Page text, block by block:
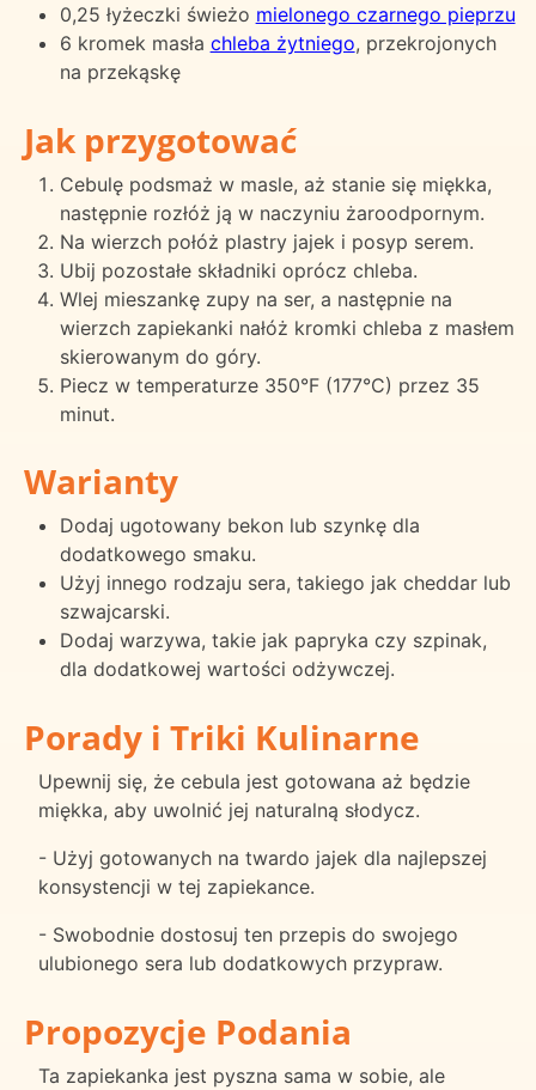
0,25 łyżeczki świeżo mielonego czarnego pieprzu
6 kromek masła chleba żytniego, przekrojonych
na przekąskę
Jak przygotować
Cebulę podsmaż w masle, aż stanie się miękka,
następnie rozłóż ją w naczyniu żaroodpornym.
Na wierzch połóż plastry jajek i posyp serem.
Ubij pozostałe składniki oprócz chleba.
Wlej mieszankę zupy na ser, a następnie na
wierzch zapiekanki nałóż kromki chleba z masłem
skierowanym do góry.
Piecz w temperaturze 350°F (177°C) przez 35
minut.
Warianty
Dodaj ugotowany bekon lub szynkę dla
dodatkowego smaku.
Użyj innego rodzaju sera, takiego jak cheddar lub
szwajcarski.
Dodaj warzywa, takie jak papryka czy szpinak,
dla dodatkowej wartości odżywczej.
Porady i Triki Kulinarne
Upewnij się, że cebula jest gotowana aż będzie
miękka, aby uwolnić jej naturalną słodycz.
- Użyj gotowanych na twardo jajek dla najlepszej
konsystencji w tej zapiekance.
- Swobodnie dostosuj ten przepis do swojego
ulubionego sera lub dodatkowych przypraw.
Propozycje Podania
Ta zapiekanka jest pyszna sama w sobie, ale